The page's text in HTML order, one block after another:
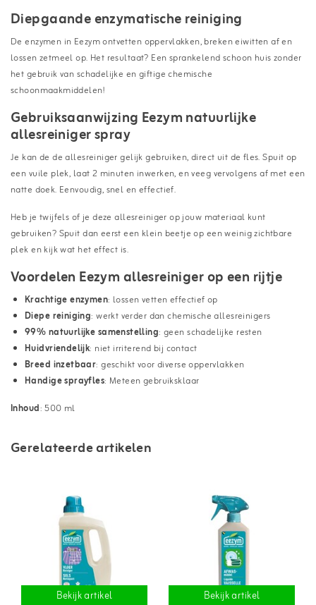
Diepgaande enzymatische reiniging
De enzymen in Eezym ontvetten oppervlakken, breken eiwitten af en
lossen zetmeel op. Het resultaat? Een sprankelend schoon huis zonder
het gebruik van schadelijke en giftige chemische
schoonmaakmiddelen!
Gebruiksaanwijzing Eezym natuurlijke
allesreiniger spray
Je kan de de allesreiniger gelijk gebruiken, direct uit de fles. Spuit op
een vuile plek, laat 2 minuten inwerken, en veeg vervolgens af met een
natte doek. Eenvoudig, snel en effectief.
Heb je twijfels of je deze allesreiniger op jouw materiaal kunt
gebruiken? Spuit dan eerst een klein beetje op een weinig zichtbare
plek en kijk wat het effect is.
Voordelen Eezym allesreiniger op een rijtje
Krachtige enzymen: lossen vetten effectief op
Diepe reiniging: werkt verder dan chemische allesreinigers
99% natuurlijke samenstelling: geen schadelijke resten
Huidvriendelijk: niet irriterend bij contact
Breed inzetbaar: geschikt voor diverse oppervlakken
Handige sprayfles: Meteen gebruiksklaar
Inhoud: 500 ml
Gerelateerde artikelen
Bekijk artikel Bekijk artikel